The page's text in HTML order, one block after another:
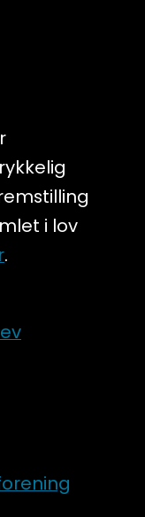
i lov
.